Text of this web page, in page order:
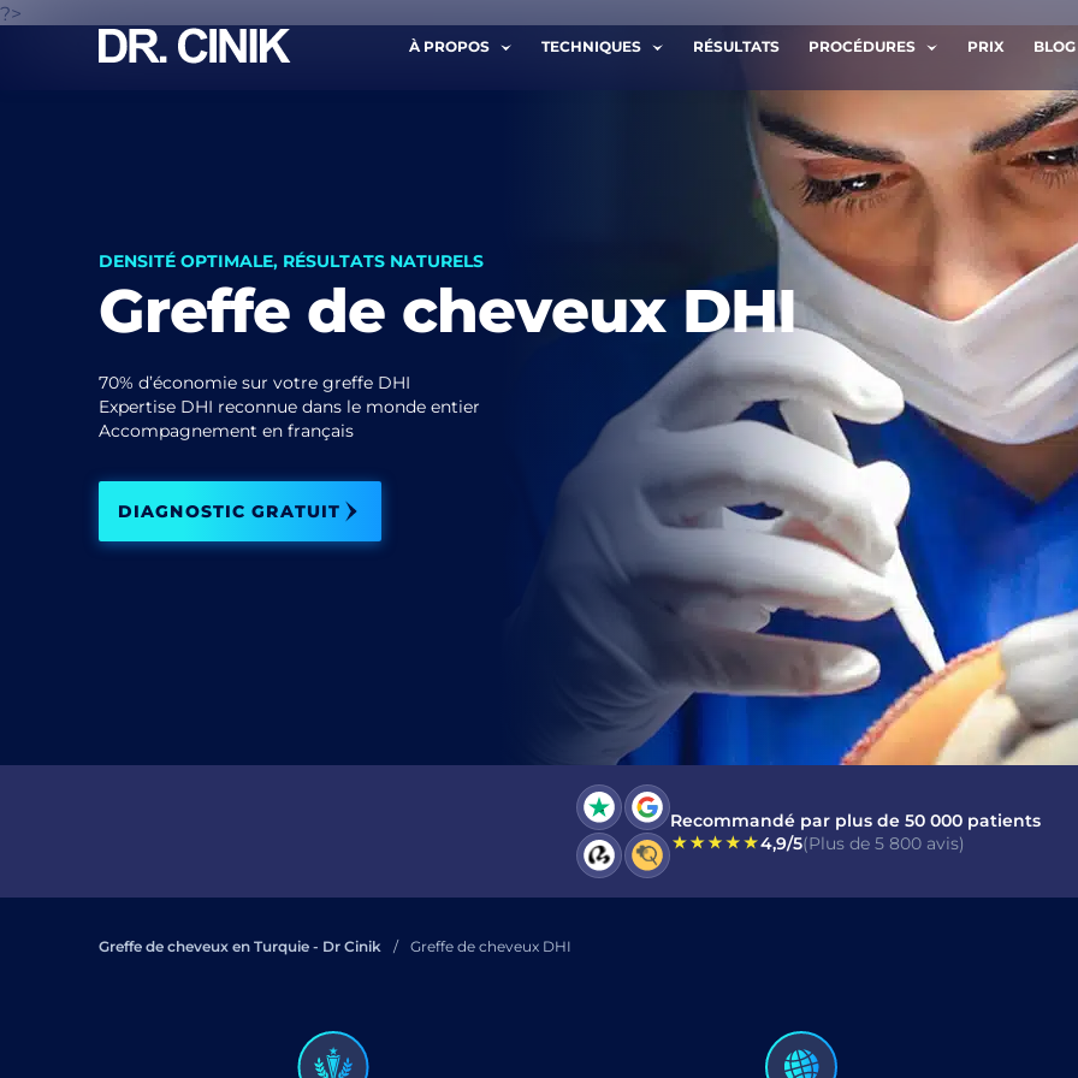
?>
À PROPOS TECHNIQUES RÉSULTATS PROCÉDURES PRIX BLOG
Prénom * Nom de famille *
Courriel * Téléphone *
J'ai lu et j'accepte les termes de la politique de
J’ai lu et j’accepte le Consentement pour
Message
ENVOYER
DENSITÉ OPTIMALE, RÉSULTATS NATURELS
Greffe de cheveux DHI
70% d’économie sur votre greffe DHI
Expertise DHI reconnue dans le monde entier
Accompagnement en français
DIAGNOSTIC GRATUIT
Recommandé par plus de 50 000 patients
4,9/5(Plus de 5 800 avis)
Greffe de cheveux en Turquie - Dr Cinik Greffe de cheveux DHI
APERÇU DE L'IMAGE
TRANSCRIPTION